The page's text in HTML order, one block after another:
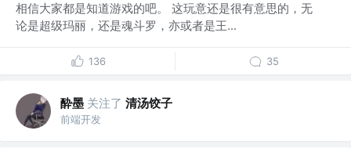
相信大家都是知道游戏的吧。 这玩意还是很有意思的，无
论是超级玛丽，还是魂斗罗，亦或者是王...
136 35
酔墨 关注了 清汤饺子
前端开发